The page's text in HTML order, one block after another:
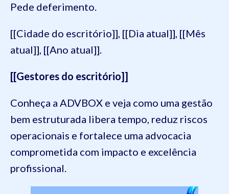
Pede deferimento.
[[Cidade do escritório]], [[Dia atual]], [[Mês
atual]], [[Ano atual]].
[[Gestores do escritório]]
Conheça a ADVBOX e veja como uma gestão
bem estruturada libera tempo, reduz riscos
operacionais e fortalece uma advocacia
comprometida com impacto e excelência
profissional.